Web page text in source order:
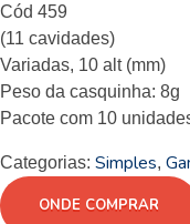
Cód 459
(11 cavidades)
Variadas, 10 alt (mm)
Peso da casquinha: 8g
Pacote com 10
Categorias: Simples,
ONDE COMPRAR